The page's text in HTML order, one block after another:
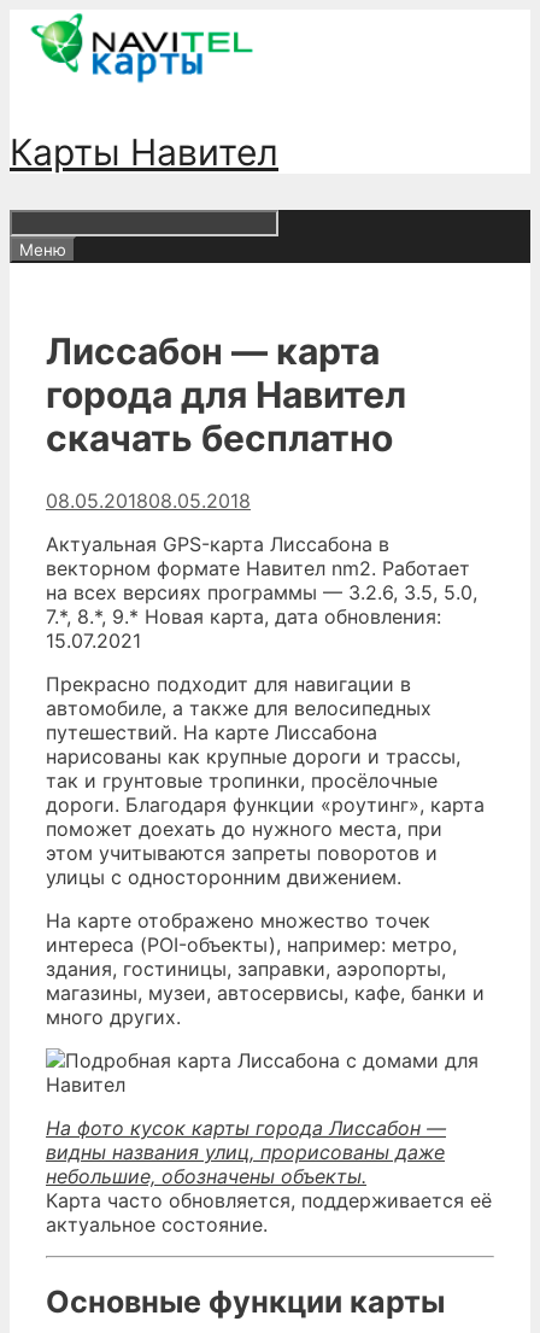
Перейти
содержимому
Карты Навител
Меню
Лиссабон — карта
города для Навител
скачать бесплатно
08.05.201808.05.2018
Актуальная GPS-карта Лиссабона в
векторном формате Навител nm2. Работает
на всех версиях программы — 3.2.6, 3.5, 5.0,
7.*, 8.*, 9.* Новая карта, дата обновления:
15.07.2021
Прекрасно подходит для навигации в
автомобиле, а также для велосипедных
путешествий. На карте Лиссабона
нарисованы как крупные дороги и трассы,
так и грунтовые тропинки, просёлочные
дороги. Благодаря функции «роутинг», карта
поможет доехать до нужного места, при
этом учитываются запреты поворотов и
улицы с односторонним движением.
На карте отображено множество точек
интереса (POI-объекты), например: метро,
здания, гостиницы, заправки, аэропорты,
магазины, музеи, автосервисы, кафе, банки и
много других.
На фото кусок карты города Лиссабон —
видны названия улиц, прорисованы даже
небольшие, обозначены объекты.
Карта часто обновляется, поддерживается её
актуальное состояние.
Основные функции карты